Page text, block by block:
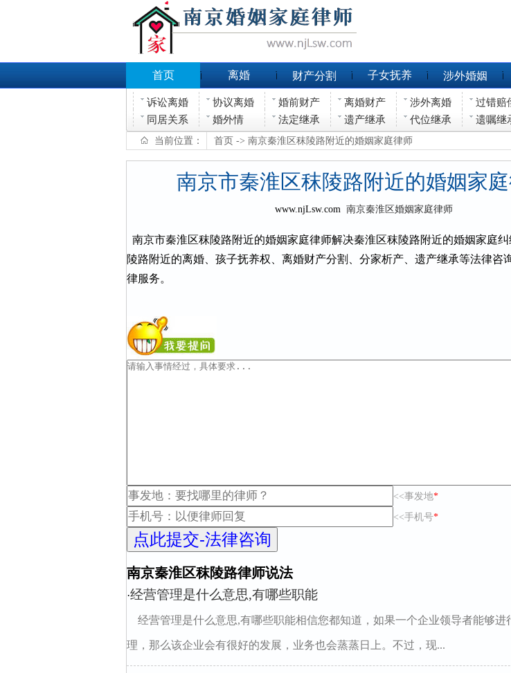
首页 离婚 财产分割 子女抚养 涉外婚姻
诉讼离婚 协议离婚 婚前财产 离婚财产 涉外离婚 过错赔
同居关系
婚外情 法定继承 遗产继承 代位继承 遗嘱继
当前位置： 首页 -> 南京秦淮区秣陵路附近的婚姻家庭律师
南京市秦淮区秣陵路附近的婚姻家
www.njLsw.com 南京秦淮区婚姻家庭律师
南京市秦淮区秣陵路附近的婚姻家庭律师解决秦淮区秣陵路附近的婚姻家庭
陵路附近的离婚、孩子抚养权、离婚财产分割、分家析产、遗产继承等法律咨
律服务。
<<事发地*
<<手机号*
南京秦淮区秣陵路律师说法
·经营管理是什么意思,有哪些职能
经营管理是什么意思,有哪些职能相信您都知道，如果一个企业领导者能够进
理，那么该企业会有很好的发展，业务也会蒸蒸日上。不过，现...